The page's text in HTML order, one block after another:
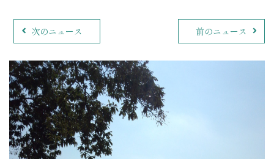
次のニュース 前のニュース